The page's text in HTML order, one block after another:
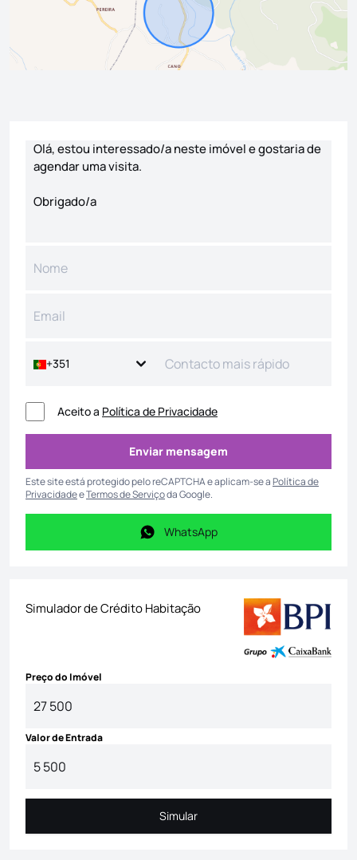
+351
Aceito a Política de Privacidade
Enviar mensagem
Enviar mensagem
Este site está protegido pelo reCAPTCHA e aplicam-se aPolítica de
PrivacidadeeTermos de Serviçoda Google.
WhatsApp
WhatsApp
Simulador de Crédito Habitação
Preço do Imóvel
Valor de Entrada
Simular
Simular